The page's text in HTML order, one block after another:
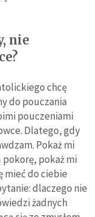
nie
chcę
do pouczania
pouczeniami
Dlatego, gdy
Pokaż mi
pokorę, pokaż mi
mieć do ciebie
dlaczego nie
żadnych